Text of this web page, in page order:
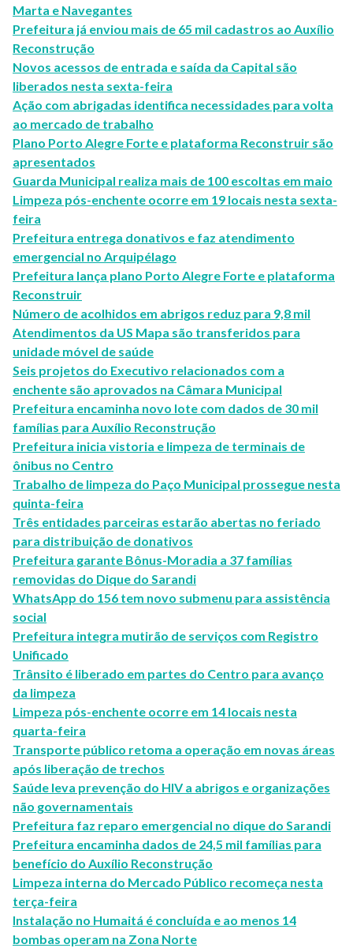
Marta e Navegantes
Prefeitura já enviou mais de 65 mil cadastros ao Auxílio
Reconstrução
Novos acessos de entrada e saída da Capital são
liberados nesta sexta-feira
Ação com abrigadas identifica necessidades para volta
ao mercado de trabalho
Plano Porto Alegre Forte e plataforma Reconstruir são
apresentados
Guarda Municipal realiza mais de 100 escoltas em maio
Limpeza pós-enchente ocorre em 19 locais nesta sexta-
feira
Prefeitura entrega donativos e faz atendimento
emergencial no Arquipélago
Prefeitura lança plano Porto Alegre Forte e plataforma
Reconstruir
Número de acolhidos em abrigos reduz para 9,8 mil
Atendimentos da US Mapa são transferidos para
unidade móvel de saúde
Seis projetos do Executivo relacionados com a
enchente são aprovados na Câmara Municipal
Prefeitura encaminha novo lote com dados de 30 mil
famílias para Auxílio Reconstrução
Prefeitura inicia vistoria e limpeza de terminais de
ônibus no Centro
Trabalho de limpeza do Paço Municipal prossegue nesta
quinta-feira
Três entidades parceiras estarão abertas no feriado
para distribuição de donativos
Prefeitura garante Bônus-Moradia a 37 famílias
removidas do Dique do Sarandi
WhatsApp do 156 tem novo submenu para assistência
social
Prefeitura integra mutirão de serviços com Registro
Unificado
Trânsito é liberado em partes do Centro para avanço
da limpeza
Limpeza pós-enchente ocorre em 14 locais nesta
quarta-feira
Transporte público retoma a operação em novas áreas
após liberação de trechos
Saúde leva prevenção do HIV a abrigos e organizações
não governamentais
Prefeitura faz reparo emergencial no dique do Sarandi
Prefeitura encaminha dados de 24,5 mil famílias para
benefício do Auxílio Reconstrução
Limpeza interna do Mercado Público recomeça nesta
terça-feira
Instalação no Humaitá é concluída e ao menos 14
bombas operam na Zona Norte